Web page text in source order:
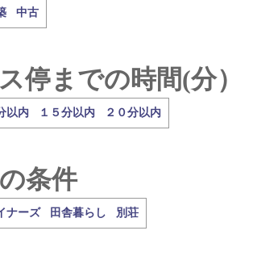
中古
停までの時間(分）
以内 １５分以内 ２０分以内
条件
ナーズ 田舎暮らし 別荘